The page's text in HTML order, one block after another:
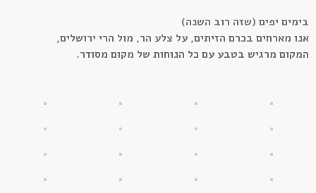
בימים יפים (שזה רוב השנה)
אנו מארחים בכרם הזיתים, על צלע הר, מול הרי ירושלים,
המקום מרגיש בטבע עם כל הנוחות של מקום מסודר.